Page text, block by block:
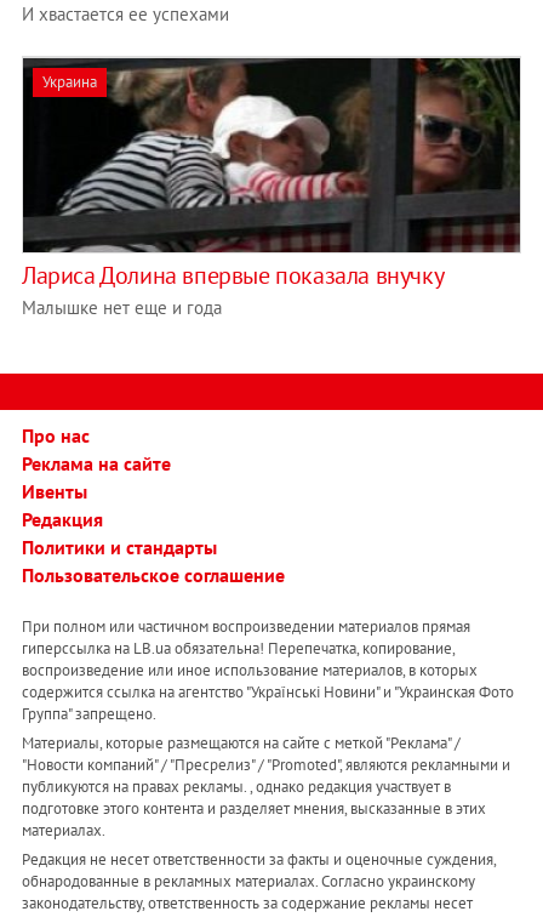
И хвастается ее успехами
Украина
Лариса Долина впервые показала внучку
Малышке нет еще и года
Про нас
Реклама на сайте
Ивенты
Редакция
Политики и стандарты
Пользовательское соглашение
При полном или частичном воспроизведении материалов прямая
гиперссылка на LB.ua обязательна! Перепечатка, копирование,
воспроизведение или иное использование материалов, в которых
содержится ссылка на агентство "Українськi Новини" и "Украинская Фото
Группа" запрещено.
Материалы, которые размещаются на сайте с меткой "Реклама" /
"Новости компаний" / "Пресрелиз" / "Promoted", являются рекламными и
публикуются на правах рекламы. , однако редакция участвует в
подготовке этого контента и разделяет мнения, высказанные в этих
материалах.
Редакция не несет ответственности за факты и оценочные суждения,
обнародованные в рекламных материалах. Согласно украинскому
законодательству, ответственность за содержание рекламы несет